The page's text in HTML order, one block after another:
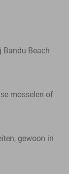
Bandu Beach
mosselen of
gewoon in